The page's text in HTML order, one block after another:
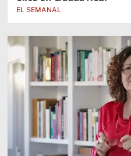
EL SEMANAL